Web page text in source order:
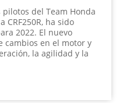
del Team Honda
CRF250R, ha sido
2022. El nuevo
cambios en el motor y
la agilidad y la